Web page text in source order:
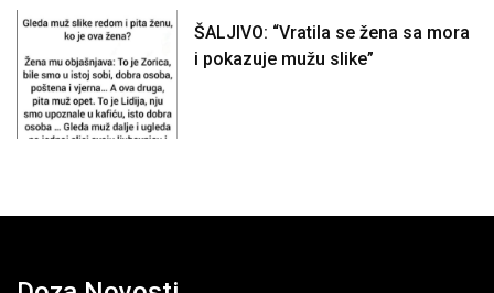
ŠALJIVO: “Vratila se žena sa mora
i pokazuje mužu slike”